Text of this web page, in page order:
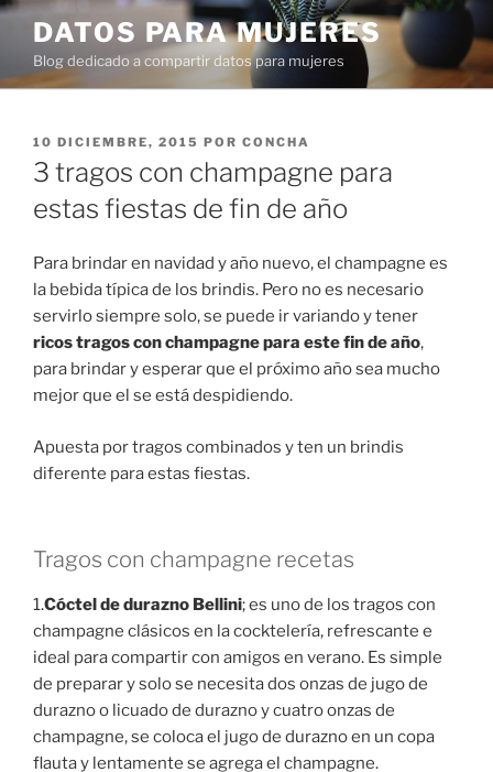
Ir
contenido
DATOS PARA MUJERES
Blog dedicado a compartir datos para mujeres
PUBLICADO
EN
10 DICIEMBRE, 2015 POR CONCHA
3 tragos con champagne para
estas fiestas de fin de año
Para brindar en navidad y año nuevo, el champagne es
la bebida típica de los brindis. Pero no es necesario
servirlo siempre solo, se puede ir variando y tener
ricos tragos con champagne para este fin de año,
para brindar y esperar que el próximo año sea mucho
mejor que el se está despidiendo.
Apuesta por tragos combinados y ten un brindis
diferente para estas fiestas.
Tragos con champagne recetas
1.Cóctel de durazno Bellini; es uno de los tragos con
champagne clásicos en la cocktelería, refrescante e
ideal para compartir con amigos en verano. Es simple
de preparar y solo se necesita dos onzas de jugo de
durazno o licuado de durazno y cuatro onzas de
champagne, se coloca el jugo de durazno en un copa
flauta y lentamente se agrega el champagne.